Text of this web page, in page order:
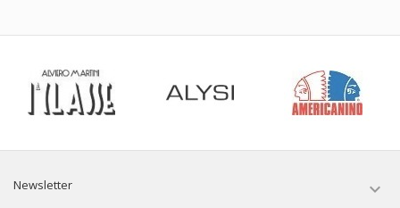
Newsletter 